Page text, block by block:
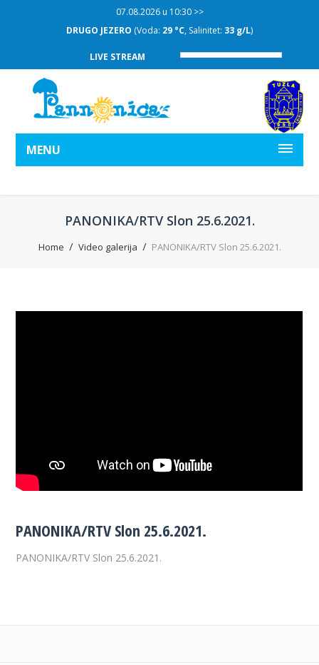
07.08.2026 u 10:30 >>
DRUGO JEZERO (Voda: 29 °C, Salinitet: 33 g/L)
LIVE STREAM
MENU
PANONIKA/RTV Slon 25.6.2021.
Home Video galerija PANONIKA/RTV Slon 25.6.2021.
PANONIKA/RTV Slon 25.6.2021.
PANONIKA/RTV Slon 25.6.2021.